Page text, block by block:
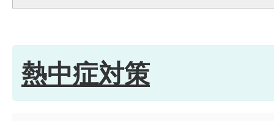
熱中症対策